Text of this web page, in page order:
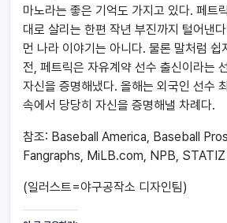
마노라는 좋은 기억도 가지고 있다. 페트
대로 살리는 한편 작년 부진까지 털어낸
먼 나라 이야기는 아니다. 물론 말처럼 쉽
전, 페트릭은 자유계약 선수 출신이라는
자신을 증명해냈다. 올해는 외국인 선수
속에서 당당히 자신을 증명해낼 차례다.
참조: Baseball America, Baseball
Fangraphs, MiLB.com, NPB, STATIZ
(일러스트=야구공작소 디자인팀)